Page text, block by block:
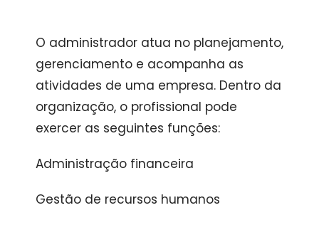
O administrador atua no planejamento,
gerenciamento e acompanha as
atividades de uma empresa. Dentro da
organização, o profissional pode
exercer as seguintes funções:
Administração financeira
Gestão de recursos humanos